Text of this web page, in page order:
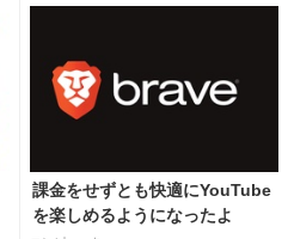
課金をせずとも快適にYouTube
を楽しめるようになったよ